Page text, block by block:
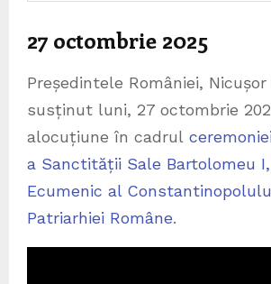
27 octombrie 2025
Președintele României, Nicușor
susținut luni, 27 octombrie
alocuțiune în cadrul
a Sanctității Sale Bartolomeu
Ecumenic al
Patriarhiei Române.